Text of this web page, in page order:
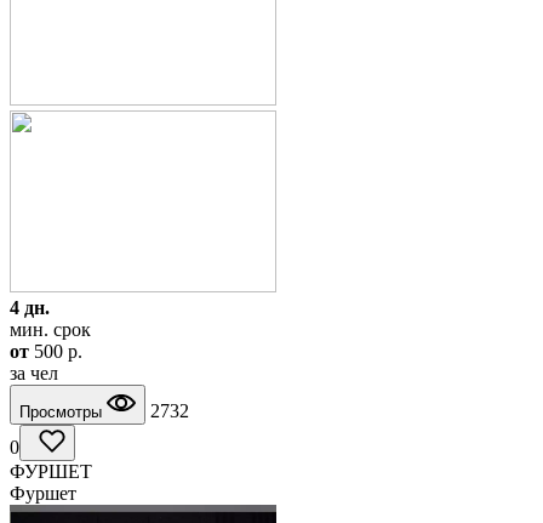
4 дн.
мин. срок
от 500 p.
за чел
Просмотры
2732
0
ФУРШЕТ
Фуршет